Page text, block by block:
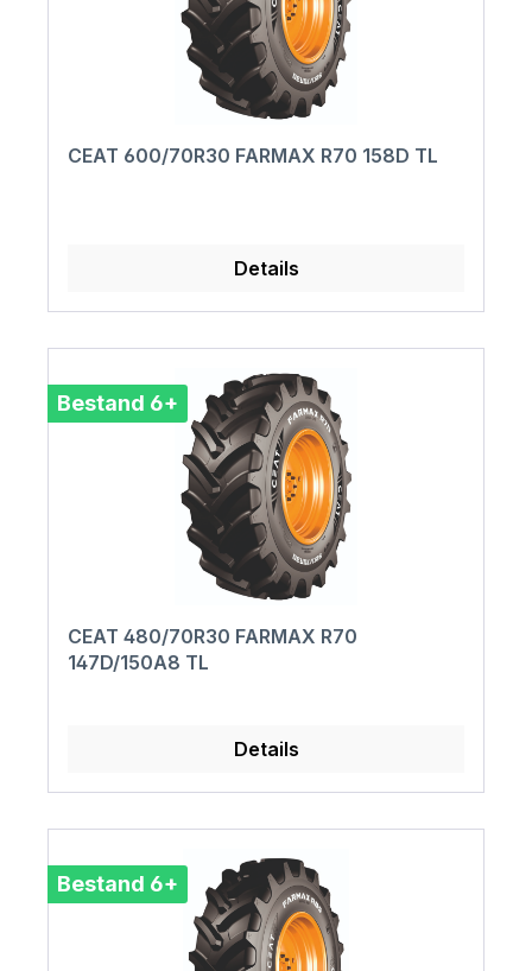
CEAT 600/70R30 FARMAX R70 158D TL
Details
Bestand 6+
CEAT 480/70R30 FARMAX R70
147D/150A8 TL
Details
Bestand 6+